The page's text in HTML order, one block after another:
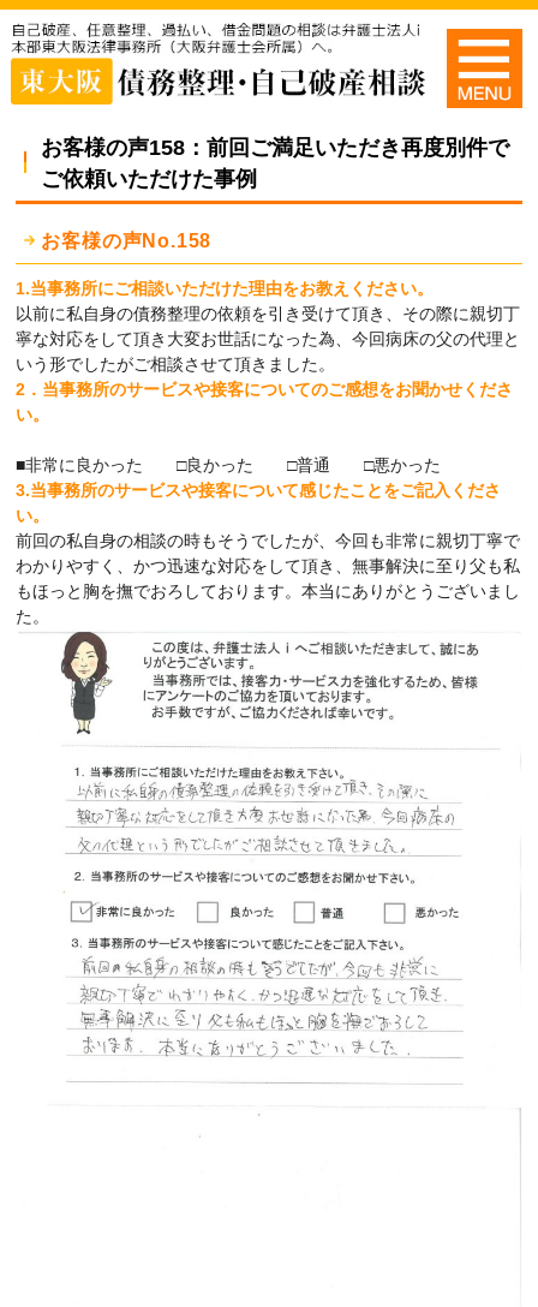
お客様の声158：前回ご満足いただき再度別件で
ご依頼いただけた事例
お客様の声No.158
1.当事務所にご相談いただけた理由をお教えください。
以前に私自身の債務整理の依頼を引き受けて頂き、その際に親切丁
寧な対応をして頂き大変お世話になった為、今回病床の父の代理と
いう形でしたがご相談させて頂きました。
2．当事務所のサービスや接客についてのご感想をお聞かせくださ
い。
■非常に良かった □良かった □普通 □悪かった
3.当事務所のサービスや接客について感じたことをご記入くださ
い。
前回の私自身の相談の時もそうでしたが、今回も非常に親切丁寧で
わかりやすく、かつ迅速な対応をして頂き、無事解決に至り父も私
もほっと胸を撫でおろしております。本当にありがとうございまし
た。